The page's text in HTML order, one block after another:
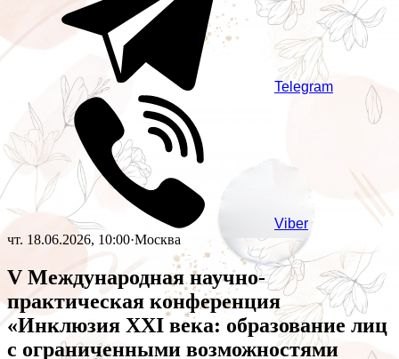
Telegram
Viber
чт. 18.06.2026, 10:00·Москва
V Международная научно-
практическая конференция
«Инклюзия XXI века: образование лиц
с ограниченными возможностями